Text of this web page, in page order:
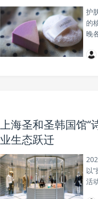
护
的
晚
上海圣和圣韩国馆
业生态跃迁
以
活